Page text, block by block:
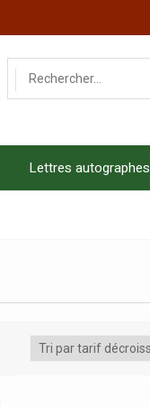
Lettres autographes